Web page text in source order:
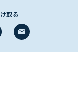
取る